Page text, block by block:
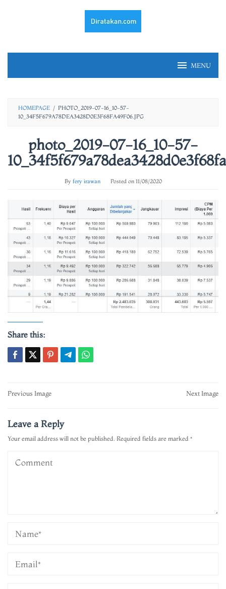
MENU
HOMEPAGE / PHOTO_2019-07-16_10-57-
10_34F5F679A78DEA3428D0E3F68FA49F06.JPG
photo_2019-07-16_10-57-
By fery irawan Posted on 11/08/2020
Share this:
Post
Previous Image Next Image
Leave a Reply
Your email address will not be published. Required fields are marked *